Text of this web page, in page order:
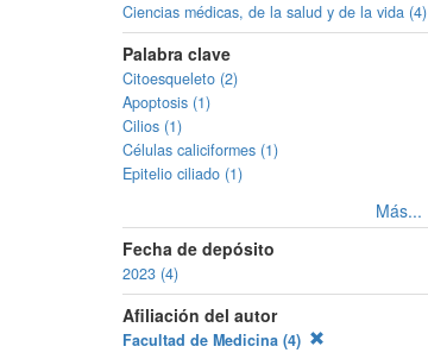
Ciencias médicas, de la salud y de la vida (4)
Palabra clave
Citoesqueleto (2)
Apoptosis (1)
Cilios (1)
Células caliciformes (1)
Epitelio ciliado (1)
Más...
Fecha de depósito
2023 (4)
Afiliación del autor
Facultad de Medicina (4)